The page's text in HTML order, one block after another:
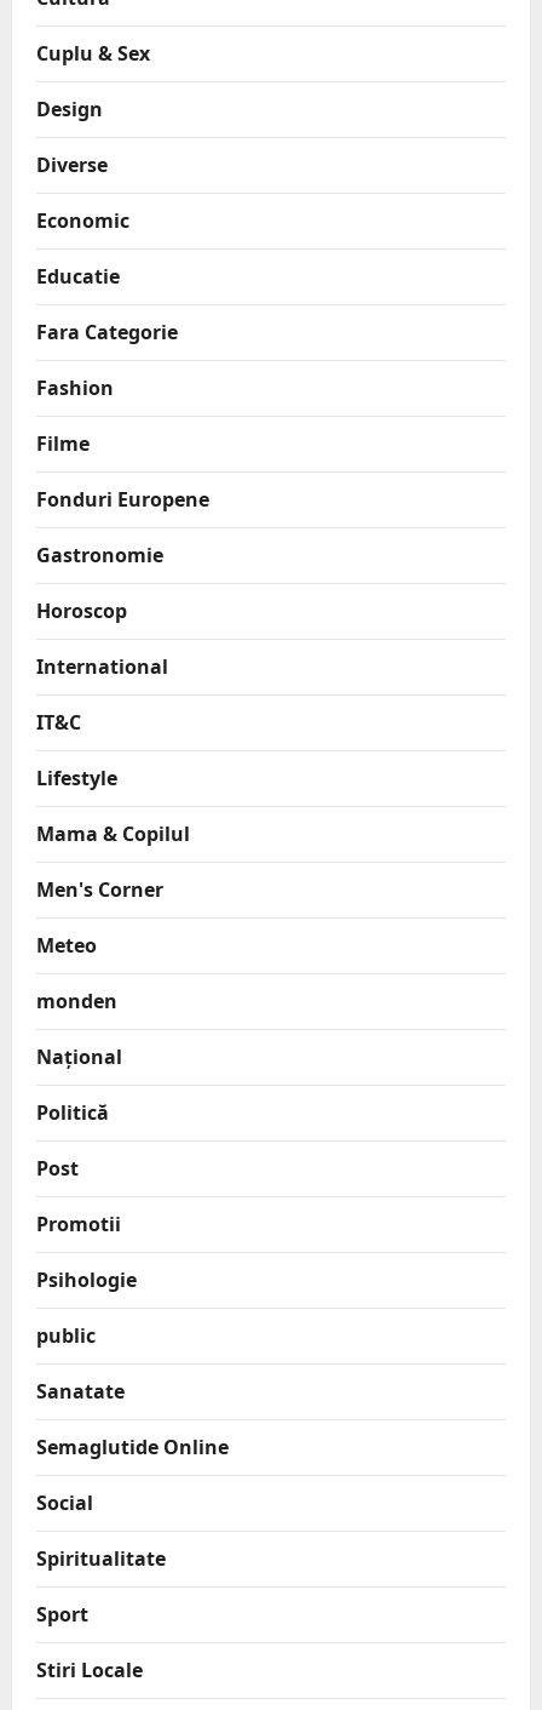
Cuplu & Sex
Design
Diverse
Economic
Educatie
Fara Categorie
Fashion
Filme
Fonduri Europene
Gastronomie
Horoscop
International
IT&C
Lifestyle
Mama & Copilul
Men's Corner
Meteo
monden
Național
Politică
Post
Promotii
Psihologie
public
Sanatate
Semaglutide Online
Social
Spiritualitate
Sport
Stiri Locale